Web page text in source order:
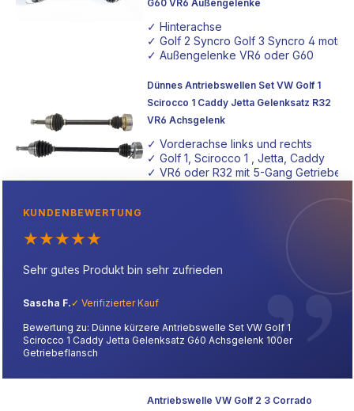
G60 VR6 Außengelenke
✓ Hinterachse
✓ Golf 2 Syncro Golf 3 Syncro 4 motion
✓ Außengelenke VR6 oder G60
Dünnes Antriebswellen Set VW Golf 1
Scirocco 1 Caddy Jetta Gelenksatz R32
VR6 Achsgelenk
✓ Vorderachse links und rechts
✓ Golf 1, Scirocco 1 , Jetta, Caddy
✓ VR6 oder R32 mit 5-Gang Getriebe
KUNDENBEWERTUNG
★★★★★
Sehr gutes Produkt bin sehr zufrieden
Sascha F. ✓ Verifizierter Kauf
Bewertung zu: Dünne kürzere Antriebswelle Set VW Golf 1
Scirocco 1 Caddy Jetta Gelenksatz G60 Achsgelenk 100er
Getriebeflansch
Antriebswelle VW Golf 2 3 Corrado